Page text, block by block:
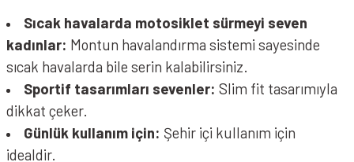
Sıcak havalarda motosiklet sürmeyi seven
kadınlar: Montun havalandırma sistemi sayesinde
sıcak havalarda bile serin kalabilirsiniz.
Sportif tasarımları sevenler: Slim fit tasarımıyla
dikkat çeker.
Günlük kullanım için: Şehir içi kullanım için
idealdir.